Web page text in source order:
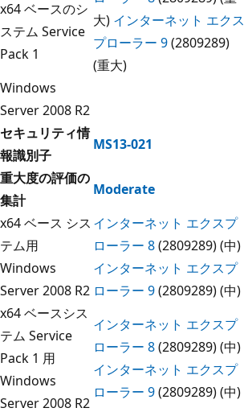
x64 ベースのシ
ステム Service
Pack 1
大) インターネット エクス
プローラー 9(2809289)
(重大)
Windows
Server 2008 R2
セキュリティ情
報識別子
MS13-021
重大度の評価の
集計
Moderate
x64 ベース シス
テム用
Windows
Server 2008 R2
インターネット エクスプ
ローラー 8(2809289) (中)
インターネット エクスプ
ローラー 9(2809289) (中)
x64 ベースシス
テム Service
Pack 1 用
Windows
Server 2008 R2
インターネット エクスプ
ローラー 8(2809289) (中)
インターネット エクスプ
ローラー 9(2809289) (中)